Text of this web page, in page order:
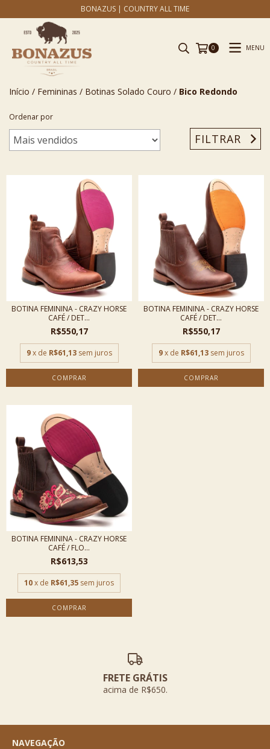
BONAZUS | COUNTRY ALL TIME
0 MENU
Início / Femininas / Botinas Solado Couro / Bico Redondo
Ordenar por
FILTRAR
BOTINA FEMININA - CRAZY HORSE
CAFÉ / DET...
R$550,17
9 x de R$61,13 sem juros
COMPRAR
BOTINA FEMININA - CRAZY HORSE
CAFÉ / DET...
R$550,17
9 x de R$61,13 sem juros
COMPRAR
BOTINA FEMININA - CRAZY HORSE
CAFÉ / FLO...
R$613,53
10x de R$61,35 sem juros
COMPRAR
FRETE GRÁTIS
acima de R$650.
NAVEGAÇÃO